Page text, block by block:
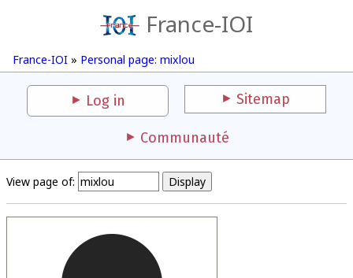
France-IOI
France-IOI » Personal page: mixlou
Log in Sitemap
Communauté
View page of: